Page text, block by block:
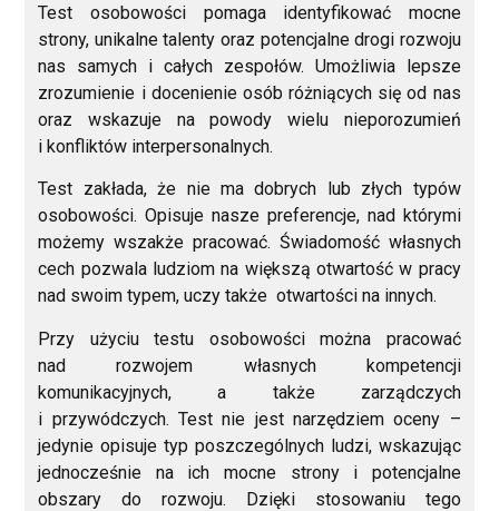
Test osobowości pomaga identyfikować mocne
strony, unikalne talenty oraz potencjalne drogi rozwoju
nas samych i całych zespołów. Umożliwia lepsze
zrozumienie i docenienie osób różniących się od nas
oraz wskazuje na powody wielu nieporozumień
i konfliktów interpersonalnych.
Test zakłada, że nie ma dobrych lub złych typów
osobowości. Opisuje nasze preferencje, nad którymi
możemy wszakże pracować. Świadomość własnych
cech pozwala ludziom na większą otwartość w pracy
nad swoim typem, uczy także otwartości na innych.
Przy użyciu testu osobowości można pracować
nad rozwojem własnych kompetencji
komunikacyjnych, a także zarządczych
i przywódczych. Test nie jest narzędziem oceny –
jedynie opisuje typ poszczególnych ludzi, wskazując
jednocześnie na ich mocne strony i potencjalne
obszary do rozwoju. Dzięki stosowaniu tego